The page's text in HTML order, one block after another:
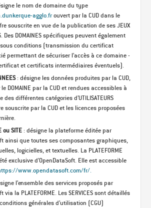
le nom de domaine du type
agglo.frouvert par la CUD dans le
souscrite en vue de la publication de ses JEUX
Des DOMAINES spécifiques peuvent également
conditions (transmission du certificat
permettant de sécuriser l’accès à ce domaine -
et certificats intermédiaires éventuels).
: désigne les données produites par la CUD,
DOMAINE par la CUD et rendues accessibles à
différentes catégories d’UTILISATEURS
souscrite par la CUD et les licences proposées
ou SITE : désigne la plateforme éditée par
ainsi que toutes ses composantes graphiques,
logicielles, et textuelles. La PLATEFORME
exclusive d’OpenDataSoft. Elle est accessible
www.opendatasoft.com/fr/.
l’ensemble des services proposés par
via la PLATEFORME. Les SERVICES sont détaillés
générales d’utilisation (CGU)